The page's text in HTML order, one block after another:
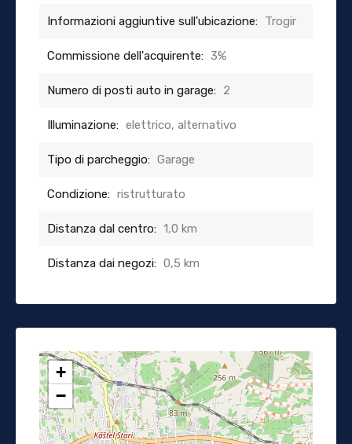
Informazioni aggiuntive sull'ubicazione: Trogir
Commissione dell'acquirente: 3%
Numero di posti auto in garage: 2
Illuminazione: elettrico, alternativo
Tipo di parcheggio: Garage
Condizione: ristrutturato
Distanza dal centro: 1,0 km
Distanza dai negozi: 0,5 km
+
−